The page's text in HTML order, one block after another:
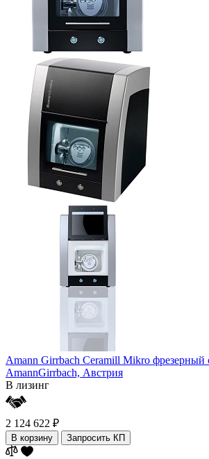
Amann Girrbach Ceramill Mikro фрезерный
AmannGirrbach, Австрия
В лизинг
2 124 622 ₽
В корзину Запросить КП